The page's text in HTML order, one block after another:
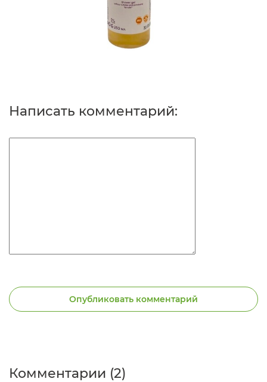
Написать комментарий:
Опубликовать комментарий
Комментарии (2)